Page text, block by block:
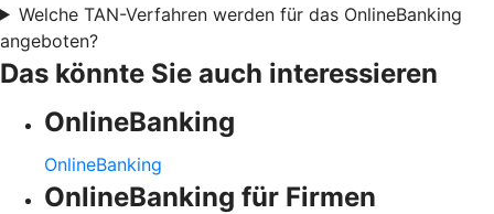
Welche TAN-Verfahren werden für das OnlineBanking
angeboten?
Das könnte Sie auch interessieren
OnlineBanking
OnlineBanking
OnlineBanking für Firmen